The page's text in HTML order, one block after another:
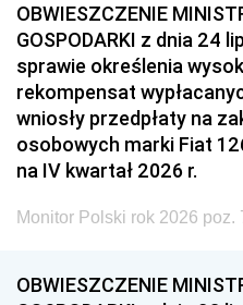
OBWIESZCZENIE
GOSPODARKI z dnia 24
sprawie określenia
rekompensat
wniosły przedpłaty na
osobowych marki Fiat
na IV kwartał 2026 r.
Monitor Polski rok 2026 poz.
OBWIESZCZENIE